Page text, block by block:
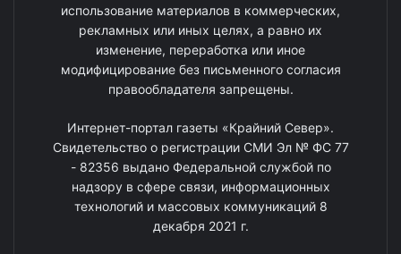
использование материалов в коммерческих,
рекламных или иных целях, а равно их
изменение, переработка или иное
модифицирование без письменного согласия
правообладателя запрещены.
Интернет-портал газеты «Крайний Север».
Свидетельство о регистрации СМИ Эл № ФС 77
- 82356 выдано Федеральной службой по
надзору в сфере связи, информационных
технологий и массовых коммуникаций 8
декабря 2021 г.